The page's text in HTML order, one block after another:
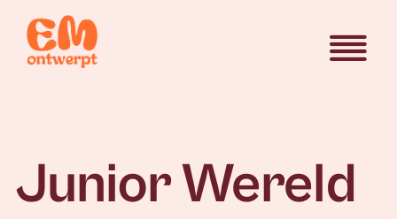
content
Junior Wereld